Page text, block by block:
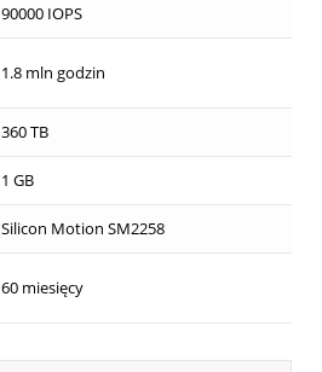
90000 IOPS
1.8 mln godzin
360 TB
1 GB
Silicon Motion SM2258
60 miesięcy